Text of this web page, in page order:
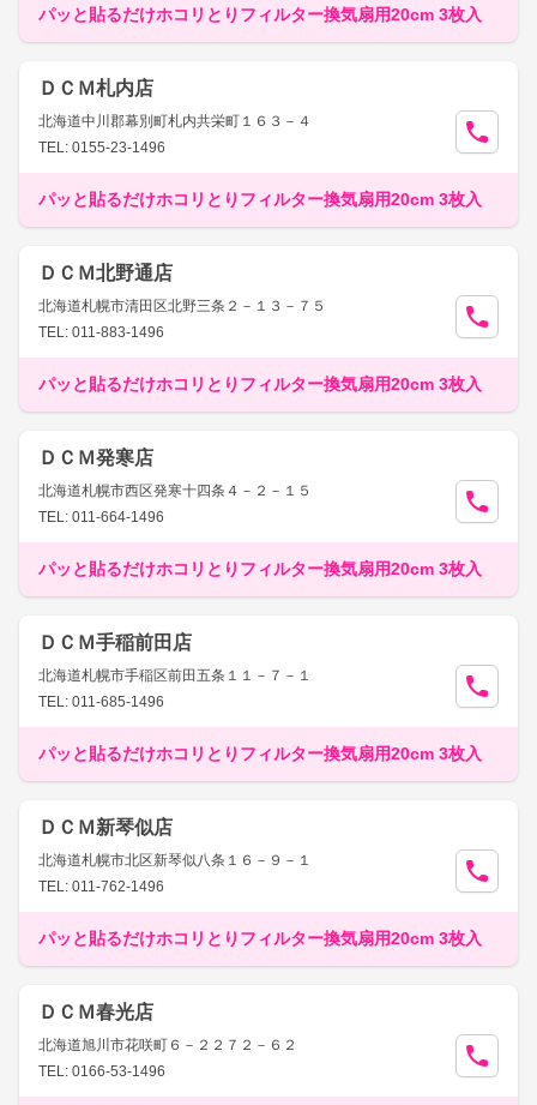
パッと貼るだけホコリとりフィルター換気扇用20cm 3枚入
ＤＣＭ札内店
北海道中川郡幕別町札内共栄町１６３－４
TEL: 0155-23-1496
パッと貼るだけホコリとりフィルター換気扇用20cm 3枚入
ＤＣＭ北野通店
北海道札幌市清田区北野三条２－１３－７５
TEL: 011-883-1496
パッと貼るだけホコリとりフィルター換気扇用20cm 3枚入
ＤＣＭ発寒店
北海道札幌市西区発寒十四条４－２－１５
TEL: 011-664-1496
パッと貼るだけホコリとりフィルター換気扇用20cm 3枚入
ＤＣＭ手稲前田店
北海道札幌市手稲区前田五条１１－７－１
TEL: 011-685-1496
パッと貼るだけホコリとりフィルター換気扇用20cm 3枚入
ＤＣＭ新琴似店
北海道札幌市北区新琴似八条１６－９－１
TEL: 011-762-1496
パッと貼るだけホコリとりフィルター換気扇用20cm 3枚入
ＤＣＭ春光店
北海道旭川市花咲町６－２２７２－６２
TEL: 0166-53-1496